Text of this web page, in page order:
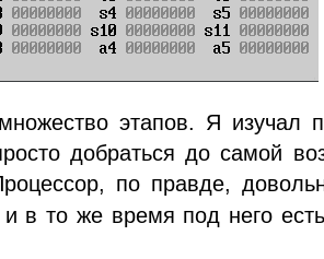
этапов. Я изучал
добраться до самой
по правде,
в то же время под него